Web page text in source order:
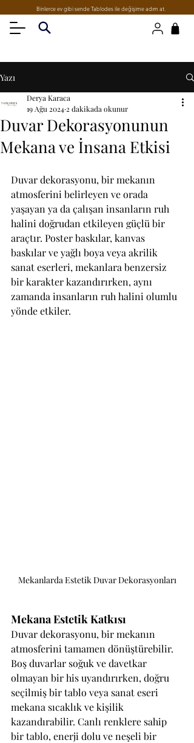
Binlerce ev gibi sende Tablodes ile değişime adım at.
Yazı
Duvar Dekorasyonunun
Mekana ve İnsana Etkisi
Derya Karaca
19 Ağu 2024 2 dakikada okunur
Duvar dekorasyonu, bir mekanın
atmosferini belirleyen ve orada
yaşayan ya da çalışan insanların ruh
halini doğrudan etkileyen güçlü bir
araçtır. Poster baskılar, kanvas
baskılar ve yağlı boya veya akrilik
sanat eserleri, mekanlara benzersiz
bir karakter kazandırırken, aynı
zamanda insanların ruh halini olumlu
yönde etkiler.
Mekanlarda Estetik Duvar Dekorasyonları
Mekana Estetik Katkısı
Duvar dekorasyonu, bir mekanın
atmosferini tamamen dönüştürebilir.
Boş duvarlar soğuk ve davetkar
olmayan bir his uyandırırken, doğru
seçilmiş bir tablo veya sanat eseri
mekana sıcaklık ve kişilik
kazandırabilir. Canlı renklere sahip
bir tablo, enerji dolu ve neşeli bir